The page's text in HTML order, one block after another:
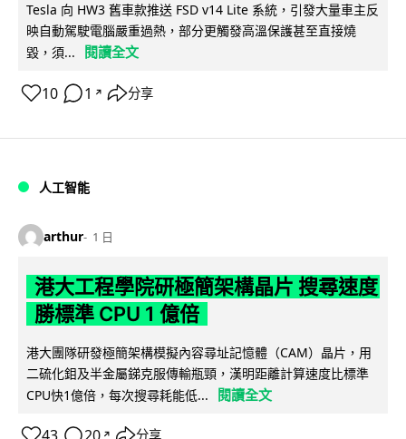
Tesla 向 HW3 舊車款推送 FSD v14 Lite 系統，引發大量車主反
映自動駕駛電腦嚴重過熱，部分更觸發高溫保護甚至直接燒
毀，須...
閱讀全文
10 1 ↗ 分享
人工智能
arthur 1 日
港大工程學院研極簡架構晶片 搜尋速度
勝標準 CPU 1 億倍
港大團隊研發極簡架構模擬內容尋址記憶體（CAM）晶片，用
二硫化鉬及半金屬銻克服傳輸瓶頸，漢明距離計算速度比標準
CPU快1億倍，每次搜尋耗能低...
閱讀全文
↗ 分享